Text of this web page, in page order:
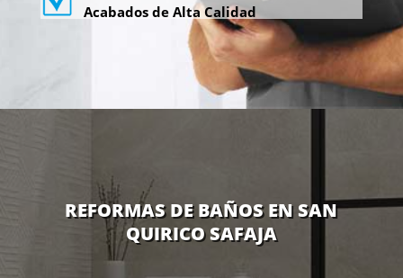
Acabados de Alta Calidad
REFORMAS DE BAÑOS EN SAN
QUIRICO SAFAJA